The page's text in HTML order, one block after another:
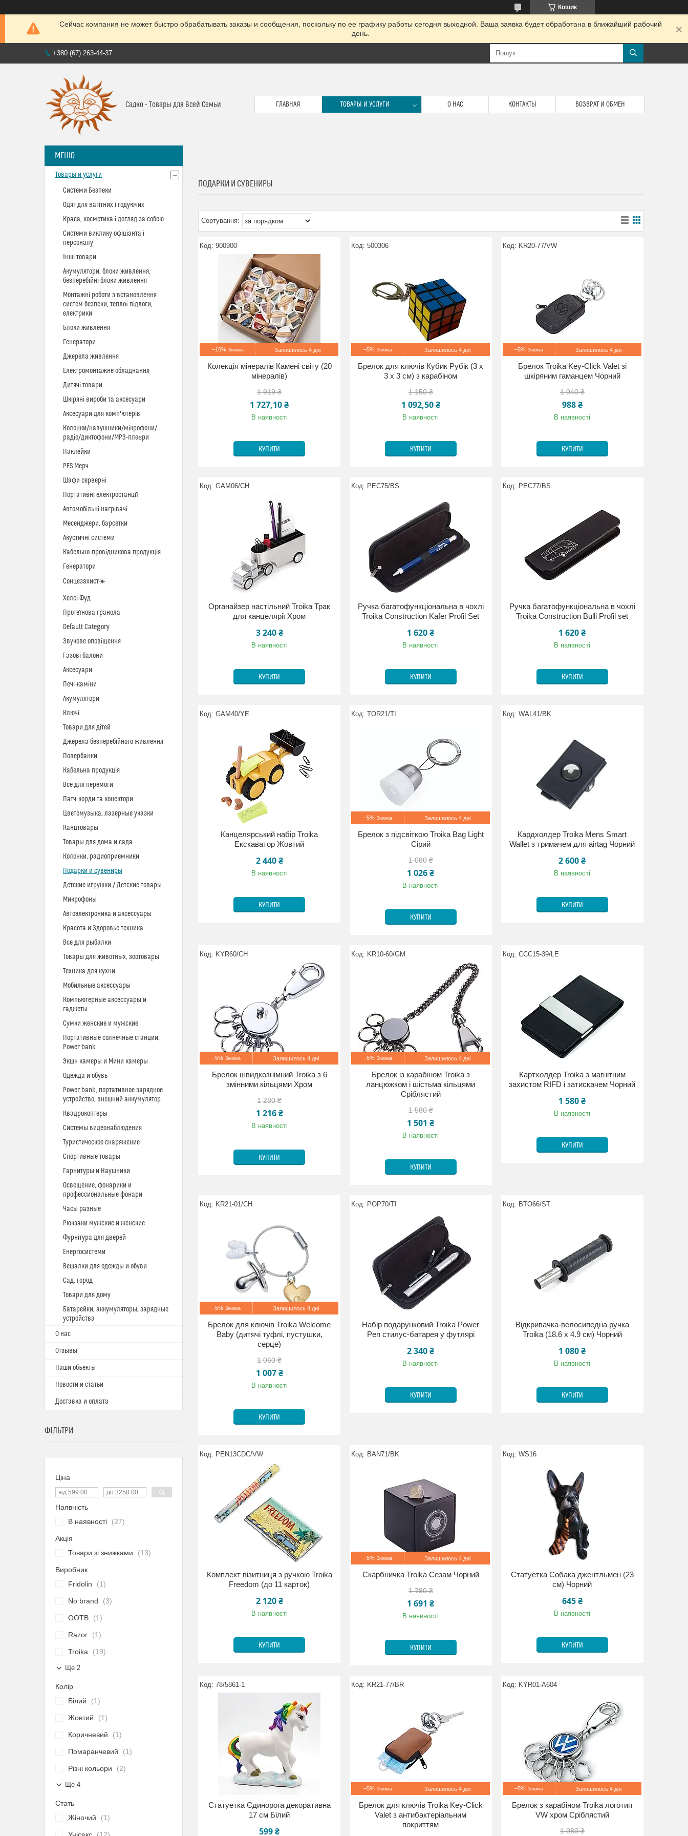
Кошик
Сейчас компания не может быстро обрабатывать заказы и сообщения, поскольку по ее графику работы сегодня выходной. Ваша заявка будет обработана в ближайший рабочий
день.
+380 (67) 263-44-37
Садко - Товары для Всей Семьи ГЛАВНАЯ ТОВАРЫ И УСЛУГИ О НАС КОНТАКТЫ ВОЗВРАТ И ОБМЕН
ПОДАРКИ И СУВЕНИРЫ
900900
–10% Залишилось 4 дні
Колекція мінералів Камені світу (20
мінералів)
1 919 ₴
1 727,10 ₴
В наявності
КУПИТИ
500306
–5% Залишилось 4 дні
Брелок для ключів Кубик Рубік (3 х
3 х 3 см) з карабіном
1 150 ₴
1 092,50 ₴
В наявності
КУПИТИ
KR20-77/VW
–5% Залишилось 4 дні
Брелок Troika Key-Click Valet зі
шкіряним гаманцем Чорний
1 040 ₴
988 ₴
В наявності
КУПИТИ
GAM06/CH
Органайзер настільний Troika Трак
для канцелярії Хром
3 240 ₴
В наявності
КУПИТИ
PEC75/BS
Ручка багатофункціональна в чохлі
Troika Construction Kafer Profil Set
1 620 ₴
В наявності
КУПИТИ
PEC77/BS
Ручка багатофункціональна в чохлі
Troika Construction Bulli Profil set
1 620 ₴
В наявності
КУПИТИ
GAM40/YE
Канцелярський набір Troika
Екскаватор Жовтий
2 440 ₴
В наявності
КУПИТИ
TOR21/TI
–5% Залишилось 4 дні
Брелок з підсвіткою Troika Bag Light
Сірий
1 080 ₴
1 026 ₴
В наявності
КУПИТИ
WAL41/BK
Кардхолдер Troika Mens Smart
Wallet з тримачем для airtag Чорний
2 600 ₴
В наявності
КУПИТИ
KYR60/CH
–5% Залишилось 4 дні
Брелок швидкознімний Troika з 6
змінними кільцями Хром
1 280 ₴
1 216 ₴
В наявності
КУПИТИ
KR10-60/GM
–5% Залишилось 4 дні
Брелок із карабіном Troika з
ланцюжком і шістьма кільцями
Сріблястий
1 580 ₴
1 501 ₴
В наявності
КУПИТИ
CCC15-39/LE
Картхолдер Troika з магнітним
захистом RIFD і затискачем Чорний
1 580 ₴
В наявності
КУПИТИ
KR21-01/CH
–5% Залишилось 4 дні
Брелок для ключів Troika Welcome
Baby (дитячі туфлі, пустушки,
серце)
1 060 ₴
1 007 ₴
В наявності
КУПИТИ
POP70/TI
Набір подарунковий Troika Power
Pen стилус-батарея у футлярі
2 340 ₴
В наявності
КУПИТИ
BTO66/ST
Відкривачка-велосипедна ручка
Troika (18.6 х 4.9 см) Чорний
1 080 ₴
В наявності
КУПИТИ
PEN13CDC/VW
Комплект візитниця з ручкою Troika
Freedom (до 11 карток)
2 120 ₴
В наявності
КУПИТИ
BAN71/BK
–5% Залишилось 4 дні
Скарбничка Troika Сезам Чорний
1 780 ₴
1 691 ₴
В наявності
КУПИТИ
WS16
Статуетка Собака джентльмен (23
см) Чорний
645 ₴
В наявності
КУПИТИ
78/5861-1
Статуетка Єдинорога декоративна
17 см Білий
599 ₴
KR21-77/BR
–5% Залишилось 4 дні
Брелок для ключів Troika Key-Click
Valet з антибактеріальним
покриттям
KYR01-A604
–5% Залишилось 4 дні
Брелок з карабіном Troika логотип
VW хром Сріблястий
1 080 ₴
Товары и услуги
Системи Безпеки
Одяг для вагітних і годуючих
Краса, косметика і догляд за собою
Системи виклику офіціанта і
персоналу
Інші товари
Акумулятори, блоки живлення,
безперебійні блоки живлення
Монтажні роботи з встановлення
систем безпеки, теплої підлоги,
електрики
Блоки живлення
Генератори
Джерела живлення
Електромонтажне обладнання
Дитячі товари
Шкіряні вироби та аксесуари
Аксесуари для комп'ютерів
Колонки/навушники/мікрофони/
радіо/диктофони/MP3-плеєри
Наклейки
PES Мерч
Шафи серверні
Портативні електростанції
Автомобільні нагрівачі
Месенджери, барсетки
Акустичні системи
Кабельно-провідникова продукція
Генератори
Сонцезахист☀️
Хелсі Фуд
Протеїнова гранола
Default Category
Звукове оповіщення
Газові балони
Аксесуари
Печі-каміни
Акумулятори
Ключі
Товари для дітей
Джерела безперебійного живлення
Повербанки
Кабельна продукція
Все для перемоги
Патч-корди та конектори
Цветомузыка, лазерные указки
Канцтовары
Товары для дома и сада
Колонки, радиоприемники
Подарки и сувениры
Детские игрушки / Детские товары
Микрофоны
Автоэлектроника и аксессуары
Красота и Здоровье техника
Все для рыбалки
Товары для животных, зоотовары
Техника для кухни
Мобильные аксессуары
Компьютерные аксессуары и
гаджеты
Сумки женские и мужские
Портативные солнечные станции,
Power bank
Экшн камеры и Мини камеры
Одежда и обувь
Power bank, портативное зарядное
устройство, внешний аккумулятор
Квадрокоптеры
Системы видеонаблюдения
Туристическое снаряжение
Спортивные товары
Гарнитуры и Наушники
Освещение, фонарики и
профессиональные фонари
Часы разные
Рюкзаки мужские и женские
Фурнітура для дверей
Енергосистеми
Вешалки для одежды и обуви
Сад, город
Товари для дому
Батарейки, аккумуляторы, зарядные
устройства
О нас
Отзывы
Наши объекты
Новости и статьи
Доставка и оплата
ФІЛЬТРИ
Ціна
Наявність
В наявності
27
Акція
Товари зі знижками
13
Виробник
Fridolin
1
No brand 3
OOTB 1
Razor 1
Troika 19
Ще 2
Колір
Білий
1
Жовтий 1
Коричневий 1
Помаранчевий 1
Різні кольори 2
Ще 4
Стать
Жіночий
1